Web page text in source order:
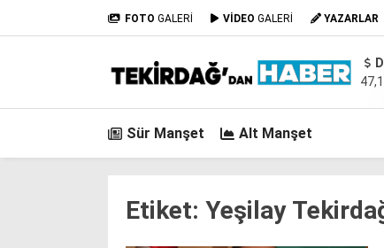
FOTO GALERİ VİDEO GALERİ YAZARLAR
Sür Manşet Alt Manşet
Etiket: Yeşilay